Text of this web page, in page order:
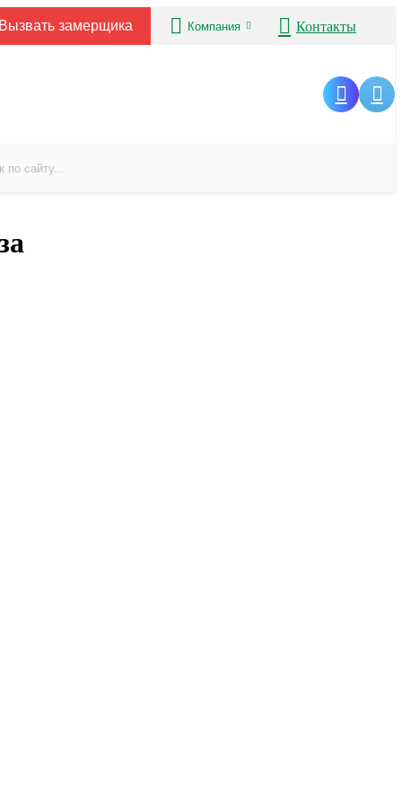
Вызвать замерщика Компания Контакты